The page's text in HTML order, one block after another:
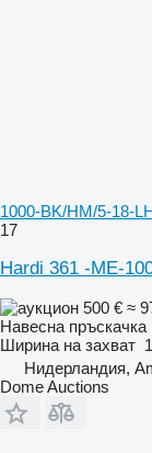
1000-BK/HM/5-18-
17
Hardi 361 -ME-
500 € ≈
Навесна пръскачка
Ширина на захват
Нидерландия,
Dome Auctions